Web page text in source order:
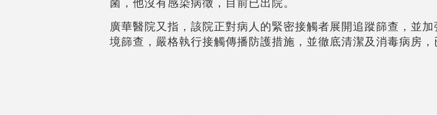
廣華醫院又指，該院正對病人的緊密接觸者展開追蹤篩查，並
境篩查，嚴格執行接觸傳播防護措施，並徹底清潔及消毒病房，